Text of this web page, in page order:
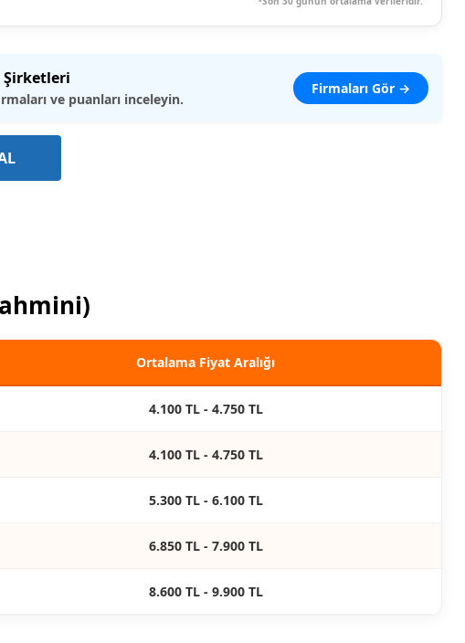
Şirketleri
ve puanları inceleyin.
Firmaları Gör →
Ortalama Fiyat Aralığı
4.100 TL - 4.750 TL
4.100 TL - 4.750 TL
5.300 TL - 6.100 TL
6.850 TL - 7.900 TL
8.600 TL - 9.900 TL